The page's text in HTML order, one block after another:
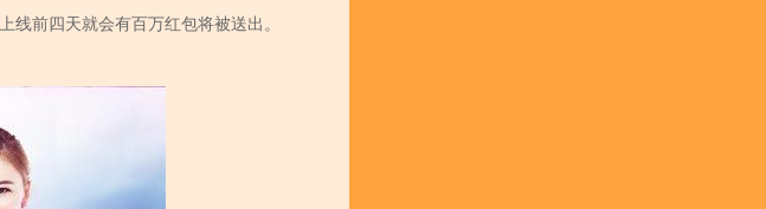
线前四天就会有百万红包将被送出。